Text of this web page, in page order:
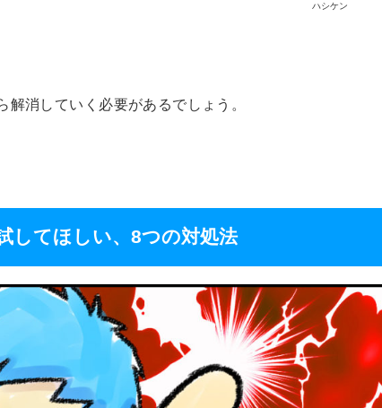
ハシケン
消していく必要があるでしょう。
してほしい、8つの対処法